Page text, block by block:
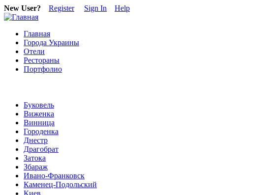
New User? Register Sign In Help
Главная
Города Украины
Отели
Рестораны
Портфолио
Буковель
Виженка
Винница
Городенка
Днестр
Драгобрат
Затока
Збараж
Ивано-Франковск
Каменец-Подольский